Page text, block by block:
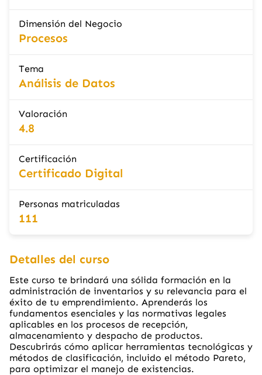
Dimensión del Negocio
Procesos
Tema
Análisis de Datos
Valoración
4.8
Certificación
Certificado Digital
Personas matriculadas
111
Detalles del curso
Este curso te brindará una sólida formación en la
administración de inventarios y su relevancia para el
éxito de tu emprendimiento. Aprenderás los
fundamentos esenciales y las normativas legales
aplicables en los procesos de recepción,
almacenamiento y despacho de productos.
Descubrirás cómo aplicar herramientas tecnológicas y
métodos de clasificación, incluido el método Pareto,
para optimizar el manejo de existencias.